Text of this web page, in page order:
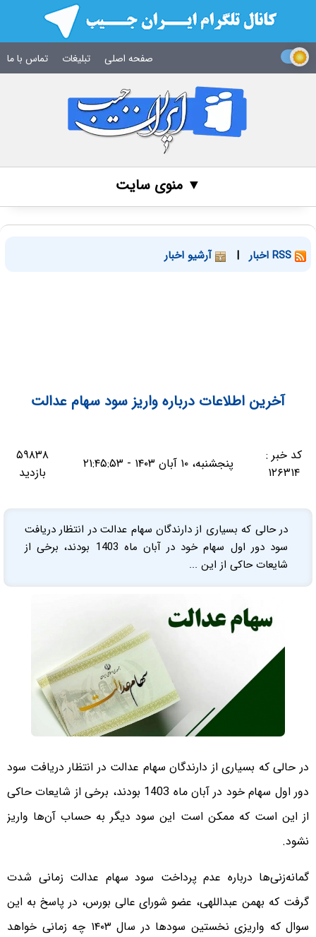
صفحه اصلی تبلیغات تماس با ما
▼ منوی سایت
| آرشیو اخبار
آخرین اطلاعات درباره واریز سود سهام عدالت
کد خبر :
۱۲۶۳۱۴
پنجشنبه، ۱۰ آبان ۱۴۰۳ - ۲۱:۴۵:۵۳
۵۹۸۳۸
بازدید
در حالی که بسیاری از دارندگان سهام عدالت در انتظار دریافت
سود دور اول سهام خود در آبان ماه 1403 بودند، برخی از
شایعات حاکی از این ...
در حالی که بسیاری از دارندگان سهام عدالت در انتظار دریافت سود
دور اول سهام خود در آبان ماه 1403 بودند، برخی از شایعات حاکی
از این است که ممکن است این سود دیگر به حساب آن‌ها واریز
نشود.
گمانه‌زنی‌ها درباره عدم پرداخت سود سهام عدالت زمانی شدت
گرفت که بهمن عبداللهی، عضو شورای عالی بورس، در پاسخ به این
سوال که واریزی نخستین سودها در سال ۱۴۰۳ چه زمانی خواهد